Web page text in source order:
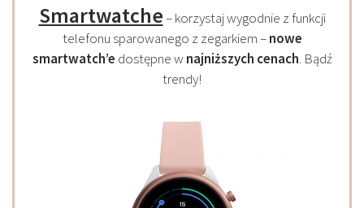
Smartwatche– korzystaj wygodnie z funkcji
telefonu sparowanego z zegarkiem –nowe
smartwatch’e dostępne w najniższych cenach. Bądź
trendy!